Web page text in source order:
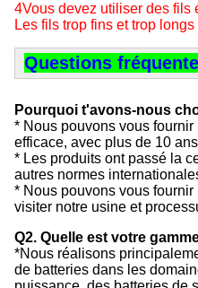
4Vous devez utiliser des fils
Les fils trop fins et trop
Questions
Pourquoi t'avons-nous
* Nous pouvons vous
efficace, avec plus de 10
* Les produits ont passé la
autres normes
* Nous pouvons vous
visiter notre usine et
Q2. Quelle est votre
*Nous réalisons
de batteries dans les